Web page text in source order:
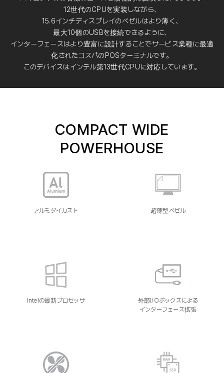
12世代のCPUを実装しながら、
15.6インチディスプレイのベゼルはより薄く、
最大10個のUSBを接続できるように、
インターフェースはより豊富に設計することでサービス業種に最適
化されたコスパのPOSターミナルです。
このデバイスはインテル第13世代CPUに対応しています。
COMPACT WIDE
POWERHOUSE
アルミダイカスト 超薄型ベゼル
Intelの最新プロセッサ
外部I/Oボックスによる
インターフェース拡張